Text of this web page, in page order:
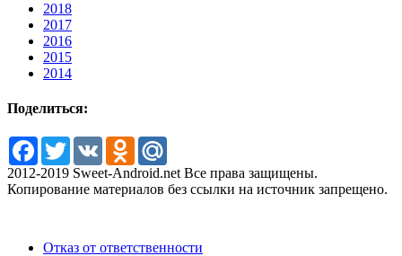
2018
2017
2016
2015
2014
Поделиться:
Facebook
TwitterVK Odnoklassniki
2012-2019 Sweet-Android.net Все права защищены.
Копирование материалов без ссылки на источник запрещено.
Отказ от ответственности